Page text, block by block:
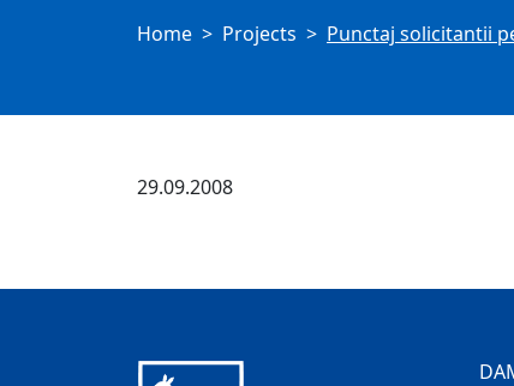
Home Projects Punctaj solicitantii
29.09.2008